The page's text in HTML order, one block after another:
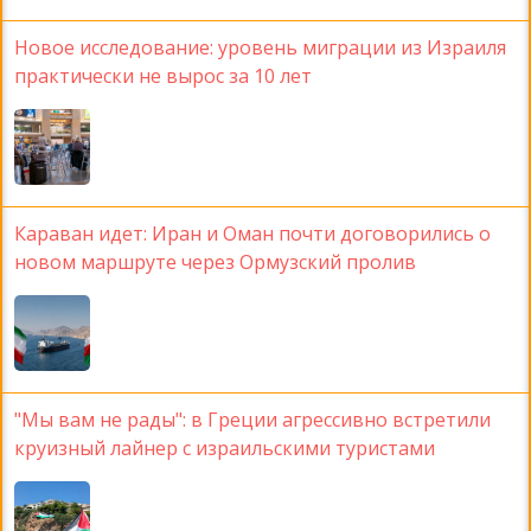
Новое исследование: уровень миграции из Израиля
практически не вырос за 10 лет
Караван идет: Иран и Оман почти договорились о
новом маршруте через Ормузский пролив
"Мы вам не рады": в Греции агрессивно встретили
круизный лайнер с израильскими туристами